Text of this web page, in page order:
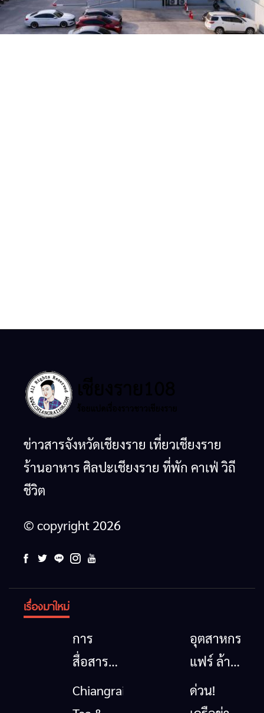
ข่าวสารจังหวัดเชียงราย เที่ยวเชียงราย
ร้านอาหาร ศิลปะเชียงราย ที่พัก คาเฟ่ วิถี
ชีวิต
© copyright 2026
เรื่องมาใหม่
การ
สื่อสาร
โทรคมนาคม
กรณีภัย
อุตสาหกรรม
แฟร์ ล้าน
นาตะวัน
ออก
Chiangrai
ด่วน!